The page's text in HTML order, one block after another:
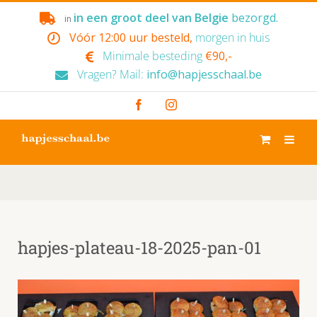
in in een groot deel van Belgie bezorgd.
Vóór 12:00 uur besteld, morgen in huis
Minimale besteding €90,-
Vragen? Mail: info@hapjesschaal.be
FacebookInstagram
hapjes-plateau-18-2025-pan-01